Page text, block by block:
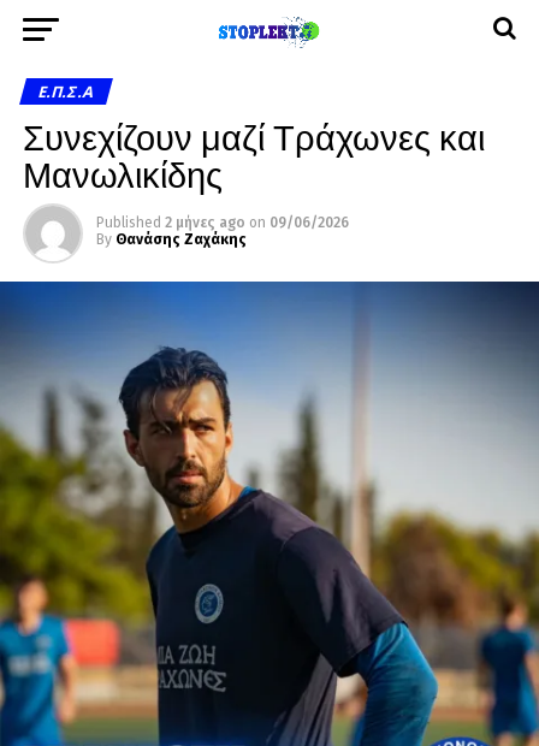
Ε.Π.Σ.Α
Συνεχίζουν μαζί Τράχωνες και
Μανωλικίδης
Published 2 μήνες ago on 09/06/2026
By Θανάσης Ζαχάκης